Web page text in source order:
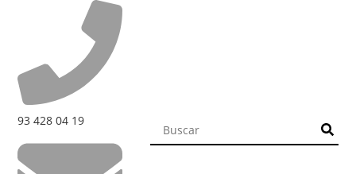
93 428 04 19